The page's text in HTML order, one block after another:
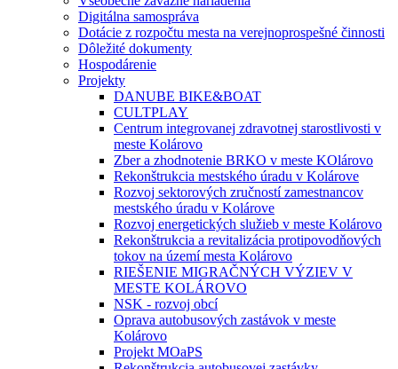
Digitálna samospráva
Dotácie z rozpočtu mesta na verejnoprospešné činnosti
Dôležité dokumenty
Hospodárenie
Projekty
DANUBE BIKE&BOAT
CULTPLAY
Centrum integrovanej zdravotnej starostlivosti v
meste Kolárovo
Zber a zhodnotenie BRKO v meste KOlárovo
Rekonštrukcia mestského úradu v Kolárove
Rozvoj sektorových zručností zamestnancov
mestského úradu v Kolárove
Rozvoj energetických služieb v meste Kolárovo
Rekonštrukcia a revitalizácia protipovodňových
tokov na území mesta Kolárovo
RIEŠENIE MIGRAČNÝCH VÝZIEV V
MESTE KOLÁROVO
NSK - rozvoj obcí
Oprava autobusových zastávok v meste
Kolárovo
Projekt MOaPS